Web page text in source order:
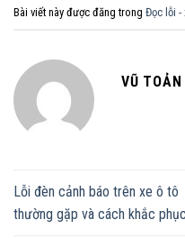
Bài viết này được đăng trong Đọc lỗi -
VŨ TOẢN
Lỗi đèn cảnh báo trên xe ô tô
thường gặp và cách khắc phục